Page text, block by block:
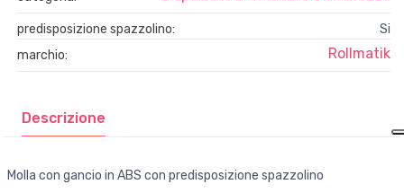
predisposizione spazzolino:
Si
marchio:
Rollmatik
Descrizione
Molla con gancio in ABS con predisposizione spazzolino